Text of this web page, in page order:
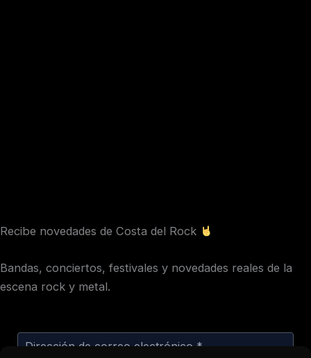
Recibe novedades de Costa del Rock
Bandas, conciertos, festivales y novedades reales de la
escena rock y metal.